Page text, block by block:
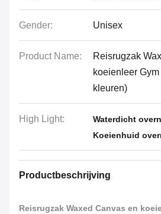
Gender: Unisex
Product Name:
Reisrugzak
koeienleer
kleuren)
High Light: Waterdicht
Koeienhuid
Productbeschrijving
Reisrugzak Waxed Canvas en